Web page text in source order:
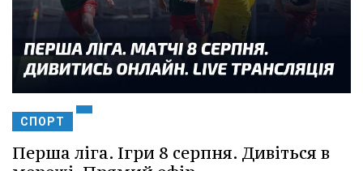
СПОРТ
Перша ліга. Ігри 8 серпня. Дивіться в